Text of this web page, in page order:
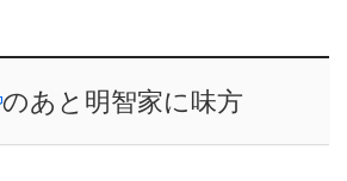
のあと明智家に味方